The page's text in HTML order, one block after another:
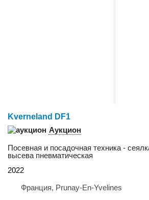
Kverneland DF1
Аукцион
Посевная и посадочная техника -
высева пневматическая
2022
Франция, Prunay-En-Yvelines